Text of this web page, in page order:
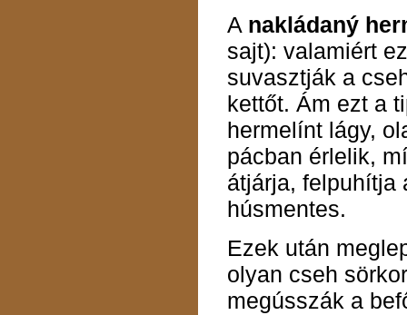
A nakládaný
sajt): valamiért
suvasztják a
kettőt. Ám ezt a
hermelínt lágy,
pácban érlelik,
átjárja, felpuhítja
húsmentes.
Ezek után
olyan cseh
megússzák a